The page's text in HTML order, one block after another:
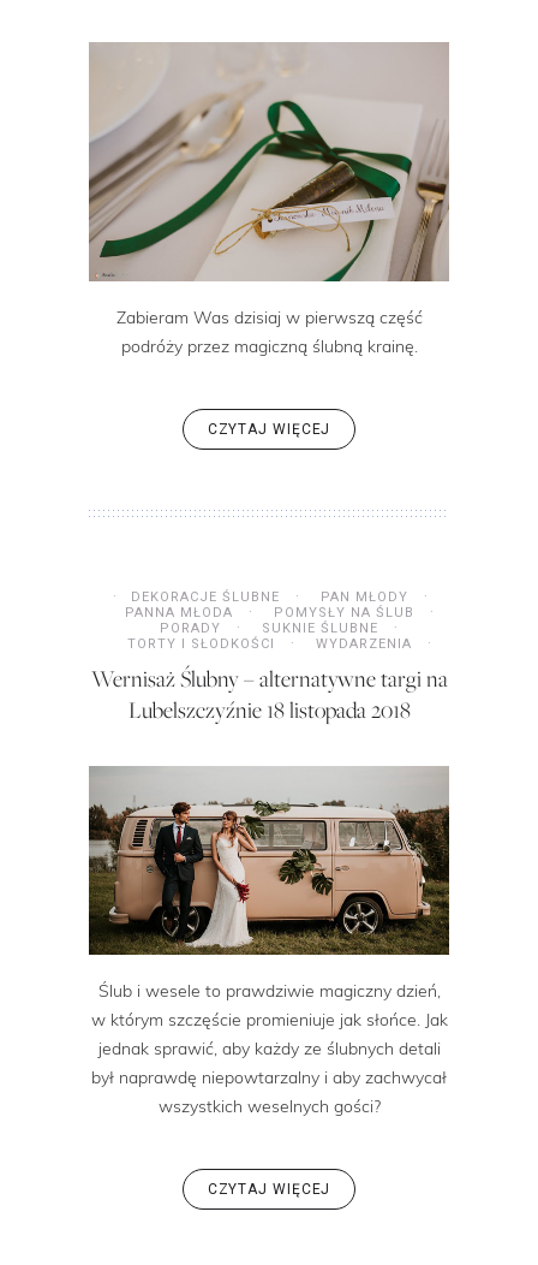
Zabieram Was dzisiaj w pierwszą część
podróży przez magiczną ślubną krainę.
CZYTAJ WIĘCEJ
DEKORACJE ŚLUBNE
PAN MŁODY
PANNA MŁODA
POMYSŁY NA ŚLUB
PORADY
SUKNIE ŚLUBNE
TORTY I SŁODKOŚCI
WYDARZENIA
Wernisaż Ślubny – alternatywne targi na
Lubelszczyźnie 18 listopada 2018
Ślub i wesele to prawdziwie magiczny dzień,
w którym szczęście promieniuje jak słońce. Jak
jednak sprawić, aby każdy ze ślubnych detali
był naprawdę niepowtarzalny i aby zachwycał
wszystkich weselnych gości?
CZYTAJ WIĘCEJ